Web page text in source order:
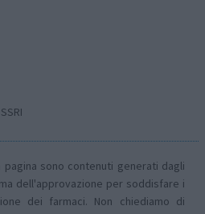
pagina sono contenuti generati dagli
dell'approvazione per soddisfare i
dei farmaci. Non chiediamo di